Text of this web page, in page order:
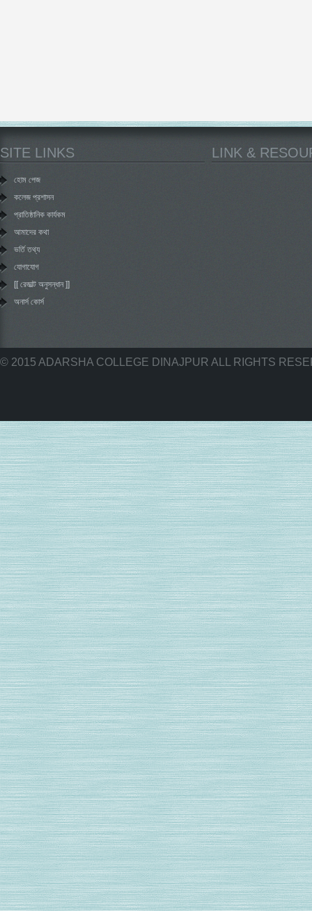
SITE LINKS
হোম পেজ
কলেজ প্রশাসন
প্রাতিষ্ঠানিক কার্যকম
আমাদের কথা
ভর্তি তথ্য
যোগাযোগ
[[ রেজাল্ট অনুসন্ধান ]]
অনার্স কোর্স
LINK &
© 2015 ADARSHA COLLEGE DINAJPUR ALL RIGHTS